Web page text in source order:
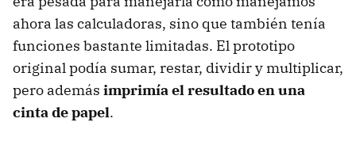
ahora las calculadoras, sino que también tenía
funciones bastante limitadas. El prototipo
original podía sumar, restar, dividir y multiplicar,
pero además imprimía el resultado en una
cinta de papel.